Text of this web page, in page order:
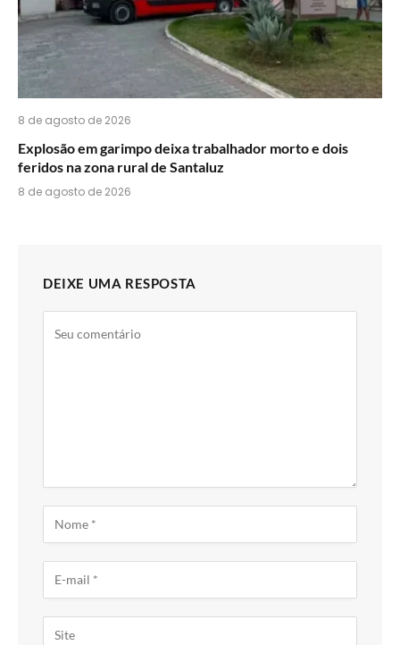
8 de agosto de 2026
Explosão em garimpo deixa trabalhador morto e dois
feridos na zona rural de Santaluz
8 de agosto de 2026
DEIXE UMA RESPOSTA